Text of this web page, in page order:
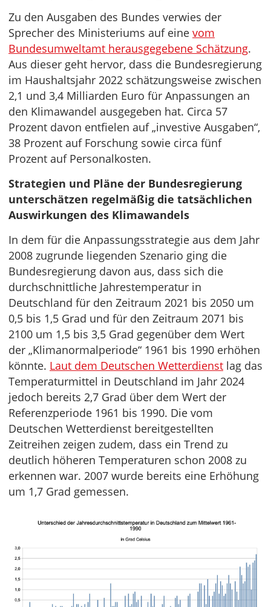
Zu den Ausgaben des Bundes verwies der
Sprecher des Ministeriums auf eine vom
Bundesumweltamt herausgegebene Schätzung.
Aus dieser geht hervor, dass die Bundesregierung
im Haushaltsjahr 2022 schätzungsweise zwischen
2,1 und 3,4 Milliarden Euro für Anpassungen an
den Klimawandel ausgegeben hat. Circa 57
Prozent davon entfielen auf „investive Ausgaben“,
38 Prozent auf Forschung sowie circa fünf
Prozent auf Personalkosten.
Strategien und Pläne der Bundesregierung
unterschätzen regelmäßig die tatsächlichen
Auswirkungen des Klimawandels
In dem für die Anpassungsstrategie aus dem Jahr
2008 zugrunde liegenden Szenario ging die
Bundesregierung davon aus, dass sich die
durchschnittliche Jahrestemperatur in
Deutschland für den Zeitraum 2021 bis 2050 um
0,5 bis 1,5 Grad und für den Zeitraum 2071 bis
2100 um 1,5 bis 3,5 Grad gegenüber dem Wert
der „Klimanormalperiode“ 1961 bis 1990 erhöhen
könnte. Laut dem Deutschen Wetterdienst lag das
Temperaturmittel in Deutschland im Jahr 2024
jedoch bereits 2,7 Grad über dem Wert der
Referenzperiode 1961 bis 1990. Die vom
Deutschen Wetterdienst bereitgestellten
Zeitreihen zeigen zudem, dass ein Trend zu
deutlich höheren Temperaturen schon 2008 zu
erkennen war. 2007 wurde bereits eine Erhöhung
um 1,7 Grad gemessen.